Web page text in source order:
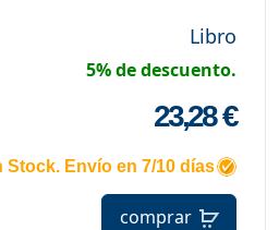
Libro
5% de descuento.
23,28 €
Stock. Envío en 7/10 días
comprar